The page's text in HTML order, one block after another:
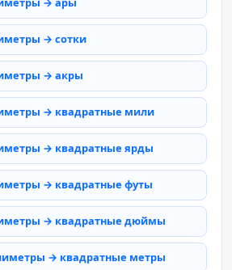
→ сотки
→ акры
→ квадратные мили
→ квадратные ярды
→ квадратные футы
→ квадратные дюймы
→ квадратные метры